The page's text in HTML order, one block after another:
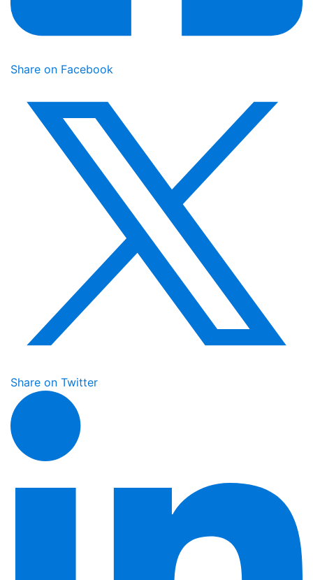
Share on Facebook
Share on Twitter